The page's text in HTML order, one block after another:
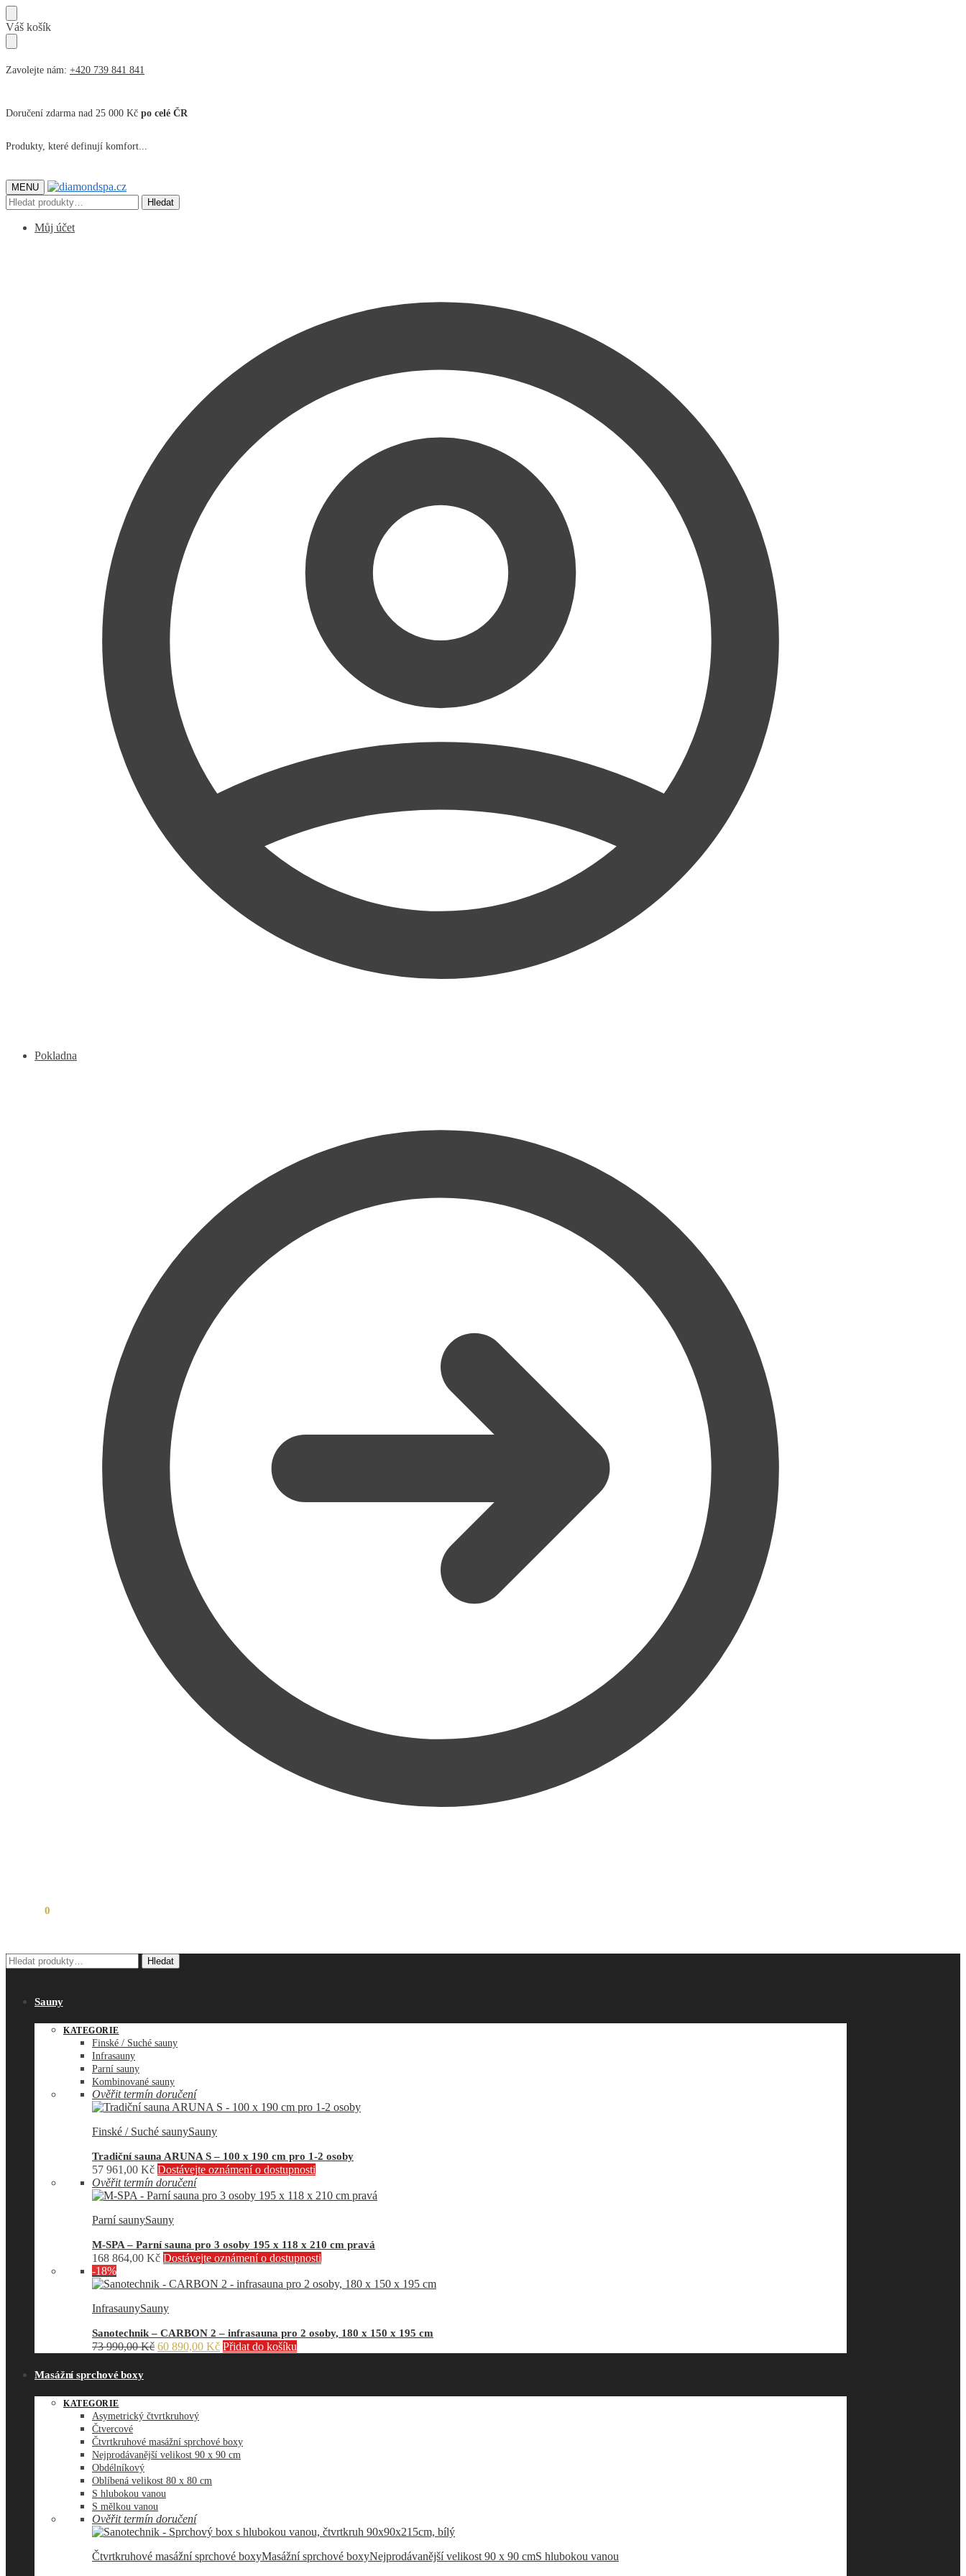
Přeskočit
na
navigaci
Přeskočit
na
obsah
Váš košík
Zavolejte nám: +420 739 841 841
Doručení zdarma nad 25 000 Kč po celé ČR
Produkty, které definují komfort...
MENU
Hledat: Hledat
Můj účet
Pokladna
0
Hledat: Hledat
Sauny
KATEGORIE
Finské / Suché sauny
Infrasauny
Parní sauny
Kombinované sauny
Ověřit termín doručení
Finské / Suché saunySauny
Tradiční sauna ARUNA S – 100 x 190 cm pro 1-2 osoby
57 961,00 Kč Dostávejte oznámení o dostupnosti
Ověřit termín doručení
Parní saunySauny
M-SPA – Parní sauna pro 3 osoby 195 x 118 x 210 cm pravá
168 864,00 Kč Dostávejte oznámení o dostupnosti
-18%
InfrasaunySauny
Sanotechnik – CARBON 2 – infrasauna pro 2 osoby, 180 x 150 x 195 cm
73 990,00Kč Původní
990,00 Kč.
60 890,00 KčAktuální
890,00 Kč.
Přidat do košíku
Masážní sprchové boxy
KATEGORIE
Asymetrický čtvrtkruhový
Čtvercové
Čtvrtkruhové masážní sprchové boxy
Nejprodávanější velikost 90 x 90 cm
Obdélníkový
Oblíbená velikost 80 x 80 cm
S hlubokou vanou
S mělkou vanou
Ověřit termín doručení
Čtvrtkruhové masážní sprchové boxyMasážní sprchové boxyNejprodávanější velikost 90 x 90 cmS hlubokou vanou